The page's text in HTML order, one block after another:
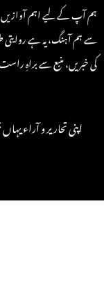
ہم آپ کے لیے اہم آوازیں
سے ہم آہنگ، یہ ہے
کی خبریں، منبع سے براہِ
: اپنی تحاریر و آراء